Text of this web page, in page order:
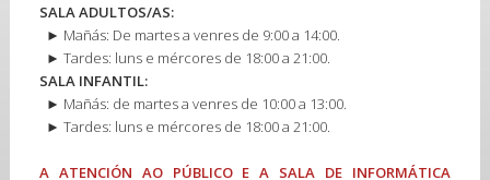
SALA ADULTOS/AS:
► Mañás: De martes a venres de 9:00 a 14:00.
► Tardes: luns e mércores de 18:00 a 21:00.
SALA INFANTIL:
► Mañás: de martes a venres de 10:00 a 13:00.
► Tardes: luns e mércores de 18:00 a 21:00.
A ATENCIÓN AO PÚBLICO E A SALA DE INFORMÁTICA